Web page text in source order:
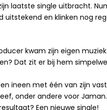
laatste single uitbracht.
uitstekend en klinken nog
kwam zijn eigen
Dat zit er bij hem
ineen met één van zijn
onder andere voor
Een nieuwe single!